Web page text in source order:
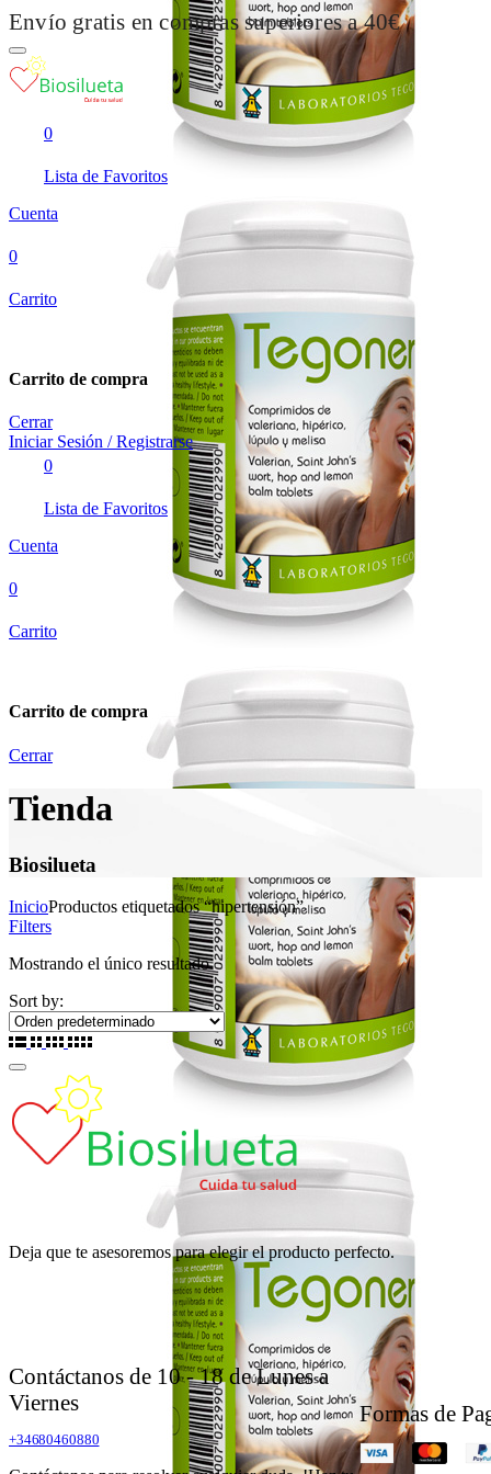
Envío gratis en compras superiores a 40€
0
Lista de Favoritos
Cuenta
0
Carrito
Carrito de compra
Cerrar
Iniciar Sesión / Registrarse
0
Lista de Favoritos
Cuenta
0
Carrito
Carrito de compra
Cerrar
Tienda
Biosilueta
InicioProductos etiquetados “hipertensión”
Filters
Mostrando el único resultado
Sort by:
Deja que te asesoremos para elegir el producto perfecto.
Contáctanos de 10 - 18 de Lunes a
Viernes
+34680460880
Formas de